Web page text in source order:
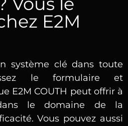
E2M
système clé dans toute
le formulaire et
E2M COUTH peut offrir à
le domaine de la
Vous pouvez aussi